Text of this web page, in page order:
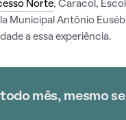
Norte, Caracol,
Municipal Antônio
a essa experiência.
mês, mesmo